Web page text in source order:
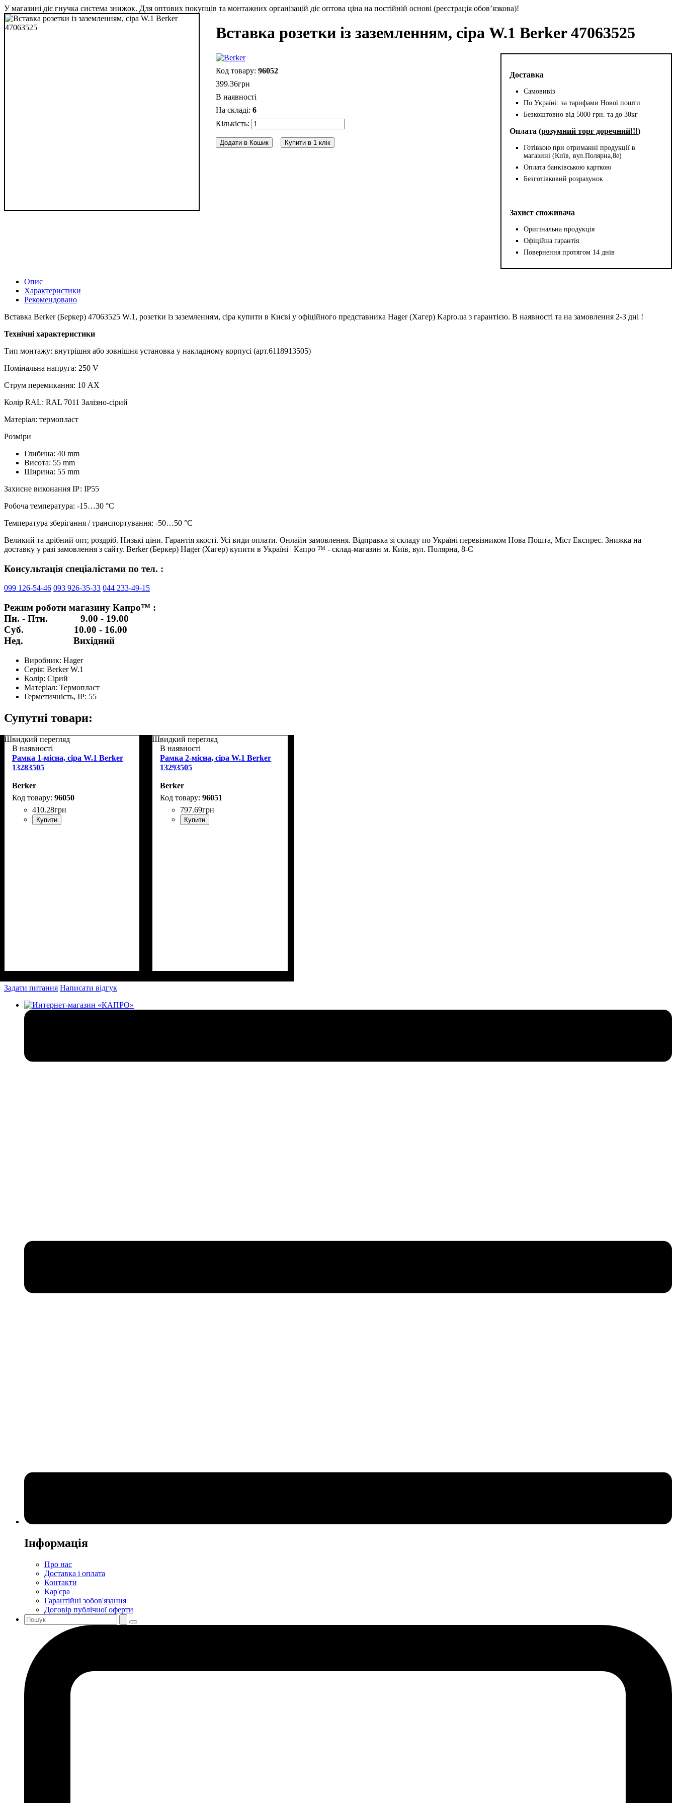
У магазині діє гнучка система знижок. Для оптових покупців та монтажних організацій діє оптова ціна на постійній основі (реєстрація обов’язкова)!
Вставка розетки із заземленням, сіра W.1 Berker 47063525
Доставка
Самовивіз
По Україні: за тарифами Нової пошти
Безкоштовно від 5000 грн. та до 30кг
Оплата (розумний торг доречний!!!)
Готівкою при отриманні продукції в
магазині (Київ, вул.Полярна,8е)
Оплата банківською карткою
Безготівковий розрахунок
Захист споживача
Оригінальна продукція
Офіційна гарантія
Повернення протягом 14 днів
96052
399.36грн
В наявності
6
Додати в Кошик Купити в 1 клік
Опис
Характеристики
Рекомендовано
Вставка Berker (Беркер) 47063525 W.1, розетки із заземленням, сіра купити в Києві у офіційного представника Hager (Хагер) Kapro.ua з гарантією. В наявності та на замовлення 2-3 дні !
Технічні характеристики
Тип монтажу: внутрішня або зовнішня установка у накладному корпусі (арт.6118913505)
Номінальна напруга: 250 V
Струм перемикання: 10 AX
Колір RAL: RAL 7011 Залізно-сірий
Матеріал: термопласт
Розміри
Глибина: 40 mm
Висота: 55 mm
Ширина: 55 mm
Захисне виконання ІР: IP55
Робоча температура: -15…30 °C
Температура зберігання / транспортування: -50…50 °C
Великий та дрібний опт, роздріб. Низькі ціни. Гарантія якості. Усі види оплати. Онлайн замовлення. Відправка зі складу по Україні перевізником Нова Пошта, Міст Експрес. Знижка на
доставку у разі замовлення з сайту. Berker (Беркер) Hager (Хагер) купити в Україні | Капро ™ - склад-магазин м. Київ, вул. Полярна, 8-Є
Консультація спеціалістами по тел. :
099 126-54-46 093 926-35-33 044 233-49-15
Режим роботи магазину Капро™ :
Пн. - Птн. 9.00 - 19.00
Суб. 10.00 - 16.00
Нед. Вихідний
Виробник: Hager
Серія: Berker W.1
Колір: Сірий
Матеріал: Термопласт
Герметичність, IP: 55
Супутні товари:
Швидкий перегляд
В наявності
Рамка 1-місна, сіра W.1 Berker
13283505
Berker
96050
410.28грн
Купити
Швидкий перегляд
В наявності
Рамка 2-місна, сіра W.1 Berker
13293505
Berker
96051
797.69грн
Купити
Задати питання Написати відгук
Інформація
Про нас
Доставка і оплата
Контакти
Кар'єра
Гарантійні зобов'язання
Договір публічної оферти